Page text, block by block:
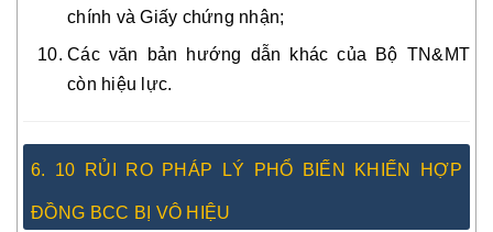
chính và Giấy chứng nhận;
Các văn bản hướng dẫn khác của Bộ TN&MT
còn hiệu lực.
6. 10 RỦI RO PHÁP LÝ PHỔ BIẾN KHIẾN HỢP
ĐỒNG BCC BỊ VÔ HIỆU